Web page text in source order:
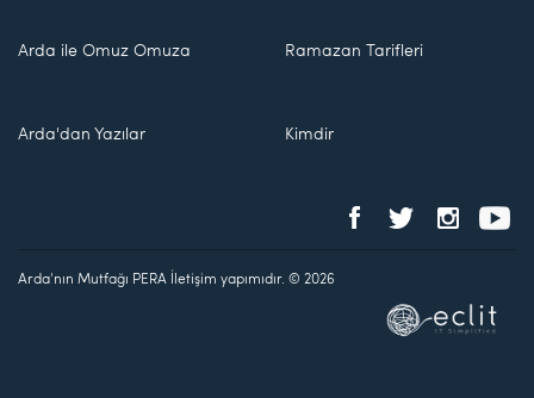
Arda ile Omuz Omuza Ramazan Tarifleri
Arda'dan Yazılar Kimdir
Arda'nın Mutfağı PERA İletişim yapımıdır. © 2026